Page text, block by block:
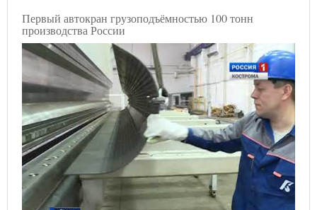
Первый автокран грузоподъёмностью 100 тонн
производства России